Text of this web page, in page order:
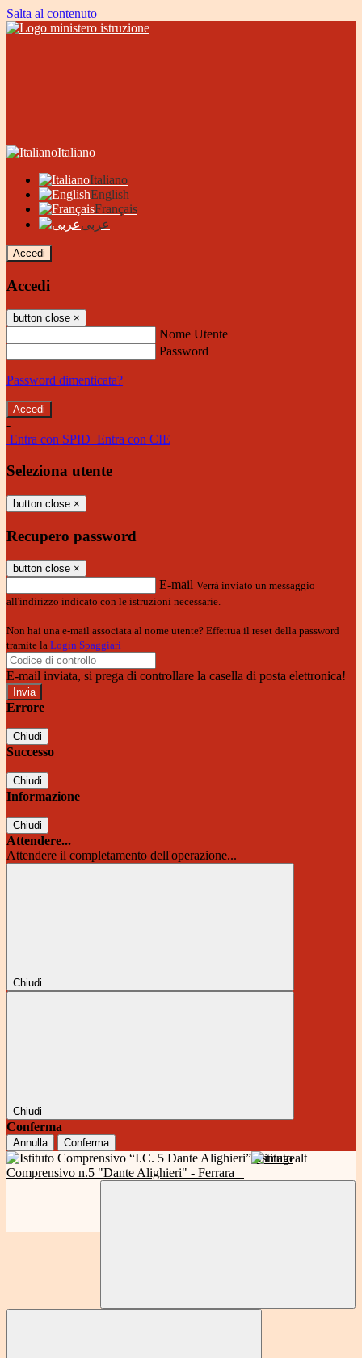
Salta al contenuto
Italiano
Italiano
English
Français
عربى
Accedi
Accedi
button close ×
Nome Utente
Password
Password dimenticata?
-
Entra con SPID Entra con CIE
Seleziona utente
button close ×
Recupero password
button close ×
E-mail Verrà inviato un messaggio
all'indirizzo indicato con le istruzioni necessarie.
Non hai una e-mail associata al nome utente? Effettua il reset della password
tramite la Login Spaggiari
E-mail inviata, si prega di controllare la casella di posta elettronica!
Errore
Chiudi
Successo
Chiudi
Informazione
Chiudi
Attendere...
Attendere il completamento dell'operazione...
Chiudi
Chiudi
Conferma
Annulla Conferma
Istituto
Comprensivo n.5 "Dante Alighieri" - Ferrara